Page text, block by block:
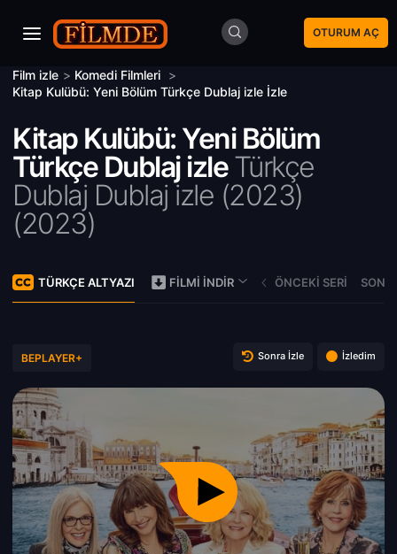
OTURUM AÇ
Film izle > Komedi Filmleri >
Kitap Kulübü: Yeni Bölüm Türkçe Dublaj izle İzle
Kitap Kulübü: Yeni Bölüm
Türkçe Dublaj izleTürkçe
Dublaj Dublaj izle (2023)
(2023)
TÜRKÇE ALTYAZI FILMI İNDIR ÖNCEKI SERI
BEPLAYER+ Sonra İzle İzledim